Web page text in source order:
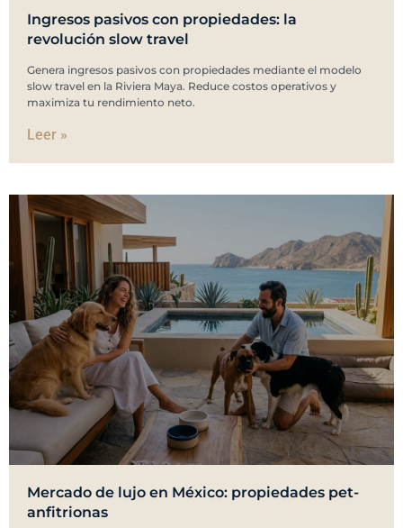
Ingresos pasivos con propiedades: la
revolución slow travel
Genera ingresos pasivos con propiedades mediante el modelo
slow travel en la Riviera Maya. Reduce costos operativos y
maximiza tu rendimiento neto.
Leer »
Mercado de lujo en México: propiedades pet-
anfitrionas